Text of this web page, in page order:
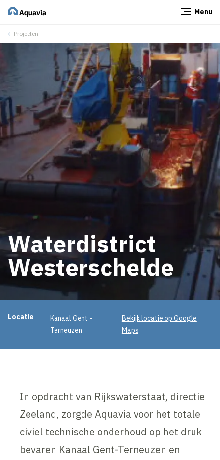
Menu
Projecten
Waterdistrict
Westerschelde
Projectinformatie
Locatie
Kanaal Gent -
Terneuzen
Bekijk locatie op Google
Maps
In opdracht van Rijkswaterstaat, directie
Zeeland, zorgde Aquavia voor het totale
civiel technische onderhoud op het druk
bevaren Kanaal Gent-Terneuzen en
Sluiten